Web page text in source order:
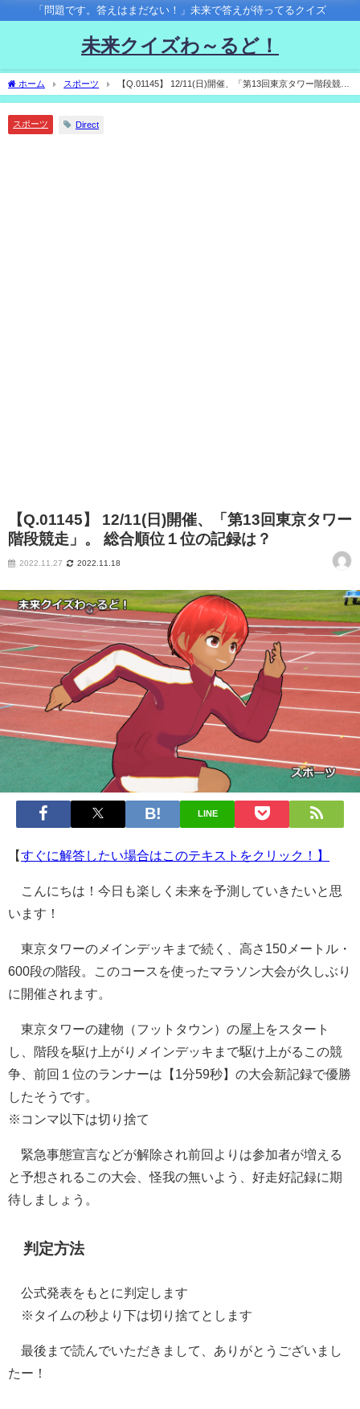
「問題です。答えはまだない！」未来で答えが待ってるクイズ
未来クイズわ～るど！
ホーム スポーツ
【Q.01145】 12/11(日)開催、「第13回東京タワー階段競
走」。 総合順位１位の記録は？
スポーツ Direct
【Q.01145】 12/11(日)開催、「第13回東京タワー
階段競走」。 総合順位１位の記録は？
2022.11.27 2022.11.18
LINE
【すぐに解答したい場合はこのテキストをクリック！】
こんにちは！今日も楽しく未来を予測していきたいと思
います！
東京タワーのメインデッキまで続く、高さ150メートル・
600段の階段。このコースを使ったマラソン大会が久しぶり
に開催されます。
東京タワーの建物（フットタウン）の屋上をスタート
し、階段を駆け上がりメインデッキまで駆け上がるこの競
争、前回１位のランナーは【1分59秒】の大会新記録で優勝
したそうです。
※コンマ以下は切り捨て
緊急事態宣言などが解除され前回よりは参加者が増える
と予想されるこの大会、怪我の無いよう、好走好記録に期
待しましょう。
判定方法
公式発表をもとに判定します
※タイムの秒より下は切り捨てとします
最後まで読んでいただきまして、ありがとうございまし
たー！